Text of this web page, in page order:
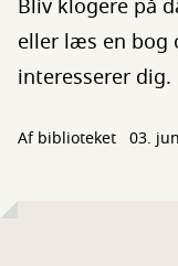
Bliv klogere på
eller læs en bog
interesserer dig.
Af biblioteket 03.